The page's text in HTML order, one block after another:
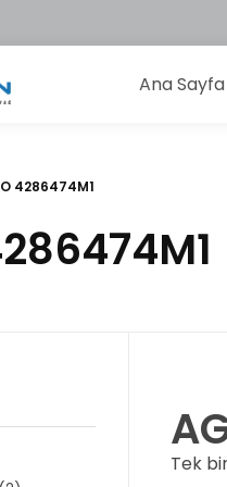
Ana Sayfa
4286474M1
Tek